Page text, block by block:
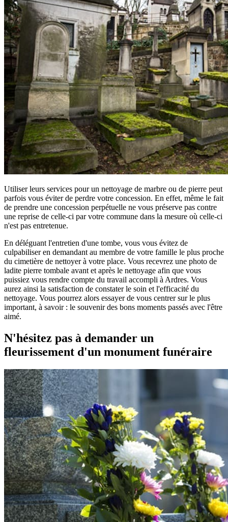
Utiliser leurs services pour un nettoyage de marbre ou de pierre peut
parfois vous éviter de perdre votre concession. En effet, même le fait
de prendre une concession perpétuelle ne vous préserve pas contre
une reprise de celle-ci par votre commune dans la mesure où celle-ci
n'est pas entretenue.
En déléguant l'entretien d'une tombe, vous vous évitez de
culpabiliser en demandant au membre de votre famille le plus proche
du cimetière de nettoyer à votre place. Vous recevrez une photo de
ladite pierre tombale avant et après le nettoyage afin que vous
puissiez vous rendre compte du travail accompli à Ardres. Vous
aurez ainsi la satisfaction de constater le soin et l'efficacité du
nettoyage. Vous pourrez alors essayer de vous centrer sur le plus
important, à savoir : le souvenir des bons moments passés avec l'être
aimé.
N'hésitez pas à demander un
fleurissement d'un monument funéraire